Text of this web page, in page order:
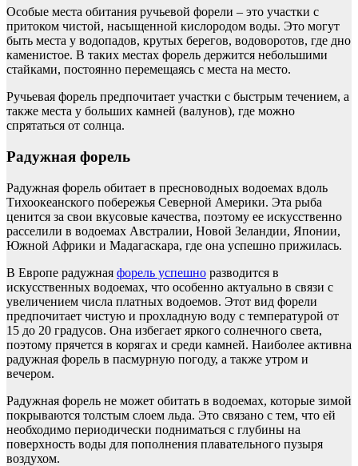
Особые места обитания ручьевой форели – это участки с
притоком чистой, насыщенной кислородом воды. Это могут
быть места у водопадов, крутых берегов, водоворотов, где дно
каменистое. В таких местах форель держится небольшими
стайками, постоянно перемещаясь с места на место.
Ручьевая форель предпочитает участки с быстрым течением, а
также места у больших камней (валунов), где можно
спрятаться от солнца.
Радужная форель
Радужная форель обитает в пресноводных водоемах вдоль
Тихоокеанского побережья Северной Америки. Эта рыба
ценится за свои вкусовые качества, поэтому ее искусственно
расселили в водоемах Австралии, Новой Зеландии, Японии,
Южной Африки и Мадагаскара, где она успешно прижилась.
В Европе радужная форель успешно разводится в
искусственных водоемах, что особенно актуально в связи с
увеличением числа платных водоемов. Этот вид форели
предпочитает чистую и прохладную воду с температурой от
15 до 20 градусов. Она избегает яркого солнечного света,
поэтому прячется в корягах и среди камней. Наиболее активна
радужная форель в пасмурную погоду, а также утром и
вечером.
Радужная форель не может обитать в водоемах, которые зимой
покрываются толстым слоем льда. Это связано с тем, что ей
необходимо периодически подниматься с глубины на
поверхность воды для пополнения плавательного пузыря
воздухом.